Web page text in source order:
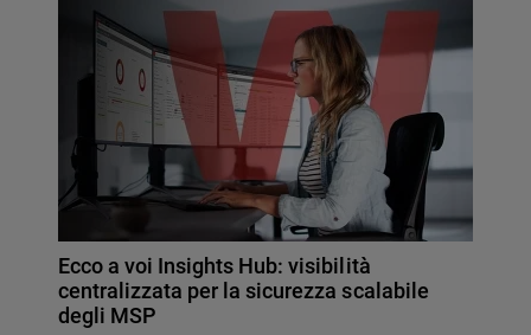
Ecco a voi Insights Hub: visibilità
centralizzata per la sicurezza scalabile
degli MSP